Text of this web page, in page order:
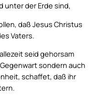
unter der Erde sind,
daß Jesus Christus
Vaters.
seid gehorsam
sondern auch
schaffet, daß ihr